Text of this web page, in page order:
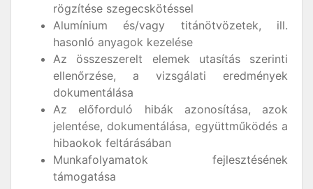
rögzítése szegecskötéssel
Alumínium és/vagy titánötvözetek, ill.
hasonló anyagok kezelése
Az összeszerelt elemek utasítás szerinti
ellenőrzése, a vizsgálati eredmények
dokumentálása
Az előforduló hibák azonosítása, azok
jelentése, dokumentálása, együttműködés a
hibaokok feltárásában
Munkafolyamatok fejlesztésének
támogatása